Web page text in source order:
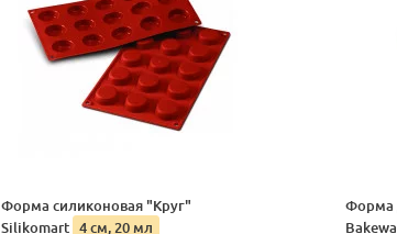
Форма силиконовая "Круг"
Silikomart 4 см, 20 мл
Форма